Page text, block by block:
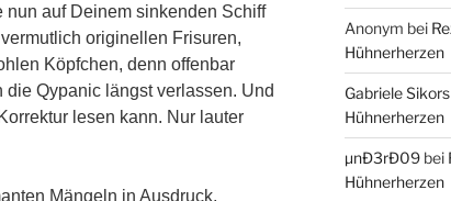
auf Deinem sinkenden Schiff
originellen Frisuren,
Köpfchen, denn offenbar
Qypanic längst verlassen. Und
lesen kann. Nur lauter
Mängeln in Ausdruck,
Anonym bei
Hühnerherzen
Gabriele
Hühnerherzen
µnÐ3rÐ09bei
Hühnerherzen